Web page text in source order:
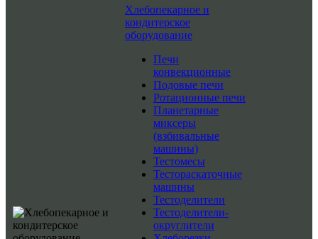
Хлебопекарное и
кондитерское
оборудование
Печи
конвекционные
Подовые печи
Ротационные печи
Планетарные
миксеры
(взбивальные
машины)
Тестомесы
Тестораскаточные
машины
Тестоделители
Тестоделители-
округлители